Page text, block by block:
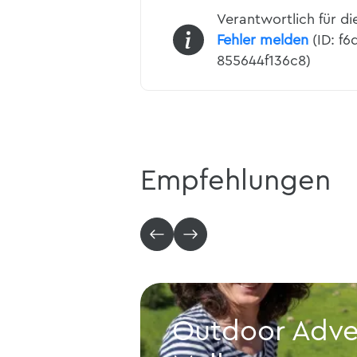
Verantwortlich für
Fehler melden(ID:
855644f136c8)
Empfehlungen
Outdoor